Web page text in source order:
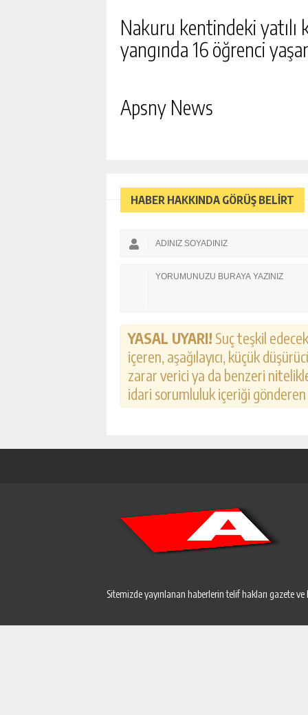
Nakuru kentindeki yatılı
yangında 16 öğrenci
Apsny News
HABER HAKKINDA GÖRÜŞ BELİRT
YASAL UYARI! Suç teşkil
içeren, aşağılayıcı, küçük
zarar verici ya da benzeri
idari sorumluluk içeriği
Sitemizde yayınlanan haberlerin telif hakları gazete